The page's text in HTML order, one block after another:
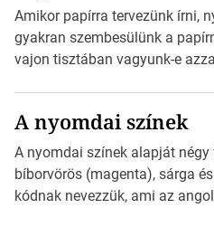
esetben konzultáljunk a
nyomdai előkészítést!Nehogy
derüljön ki, hogy valamit
Amikor papírra tervezünk írni,
gyakran szembesülünk a
vajon tisztában vagyunk-e
*Hirdetés Ebben a cikkben a
világába kalauzolunk el téged,
milyen szempontok alapján
jövőben. Bevezetés a
A nyomdai színek
A nyomdai színek alapját
bíborvörös (magenta), sárga
kódnak nevezzük, ami az